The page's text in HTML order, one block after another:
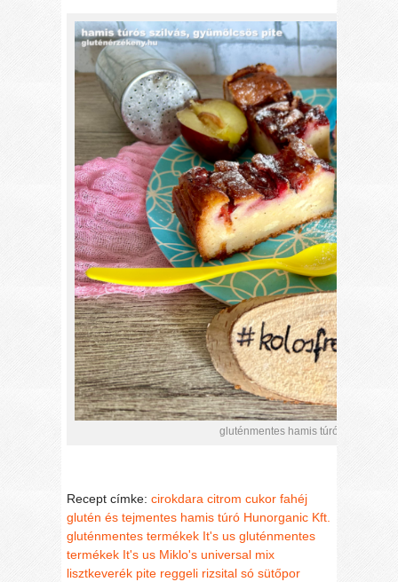
gluténmentes hamis túrós szilvás,
Recept címke:cirokdara citrom cukor fahéj
glutén és tejmentes hamis túró Hunorganic Kft.
gluténmentes termékek It's us gluténmentes
termékek It's us Miklo's universal mix
lisztkeverék pite reggeli rizsital só sütőpor